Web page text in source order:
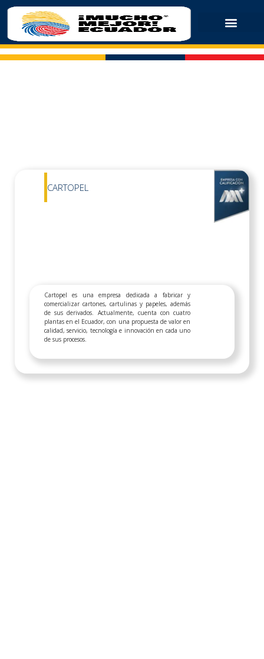
CARTOPEL
Cartopel es una empresa dedicada a fabricar y
comercializar cartones, cartulinas y papeles, además
de sus derivados. Actualmente, cuenta con cuatro
plantas en el Ecuador, con una propuesta de valor en
calidad, servicio, tecnología e innovación en cada uno
de sus procesos.